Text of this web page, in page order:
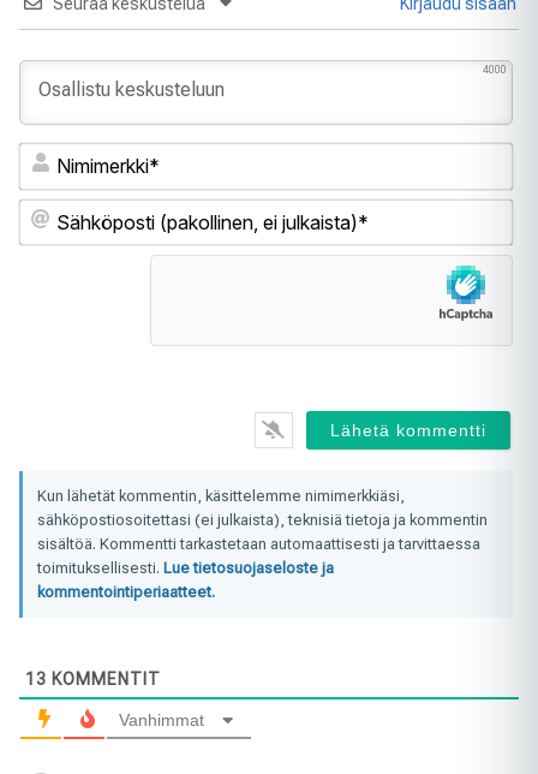
Seuraa keskustelua Kirjaudu sisään
4000
ei
Kun lähetät kommentin, käsittelemme nimimerkkiäsi,
sähköpostiosoitettasi (ei julkaista), teknisiä tietoja ja kommentin
sisältöä. Kommentti tarkastetaan automaattisesti ja tarvittaessa
toimituksellisesti. Lue tietosuojaseloste ja
kommentointiperiaatteet.
13 KOMMENTIT
Vanhimmat